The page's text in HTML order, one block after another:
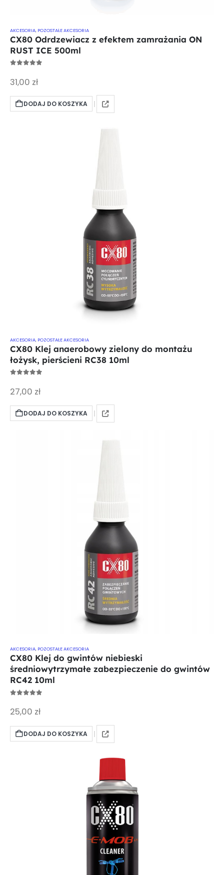
AKCESORIA, POZOSTAŁE AKCESORIA
CX80 Odrdzewiacz z efektem zamrażania ON
RUST ICE 500ml
31,00 zł
DODAJ DO KOSZYKA
AKCESORIA, POZOSTAŁE AKCESORIA
CX80 Klej anaerobowy zielony do montażu
łożysk, pierścieni RC38 10ml
27,00 zł
DODAJ DO KOSZYKA
AKCESORIA, POZOSTAŁE AKCESORIA
CX80 Klej do gwintów niebieski
średniowytrzymałe zabezpieczenie do gwintów
RC42 10ml
25,00 zł
DODAJ DO KOSZYKA